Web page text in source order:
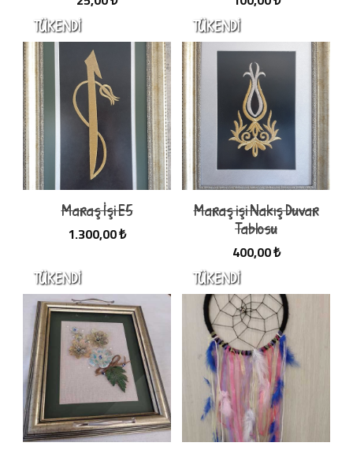
Maraş İşi E5
1.300,00 ₺
Maraş işi Nakış Duvar
Tablosu
400,00 ₺